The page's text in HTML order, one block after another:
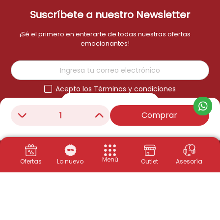
Ofertas Lo nuevo Menú Outlet Asesoría
＋
－ Comprar
Suscríbete a nuestro Newsletter
¡Sé el primero en enterarte de todas nuestras ofertas
emocionantes!
Acepto los Términos y condiciones
Suscribirme